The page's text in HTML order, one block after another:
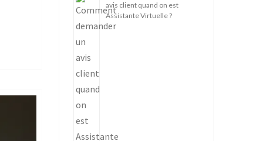
avis client quand on est
Assistante Virtuelle ?